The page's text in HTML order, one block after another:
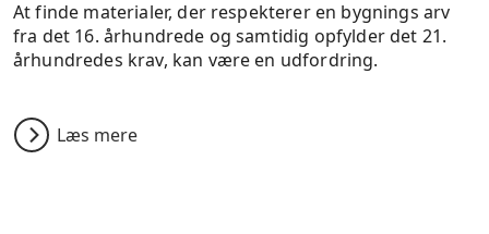
At finde materialer, der respekterer en bygnings arv
fra det 16. århundrede og samtidig opfylder det 21.
århundredes krav, kan være en udfordring.
Læs mere